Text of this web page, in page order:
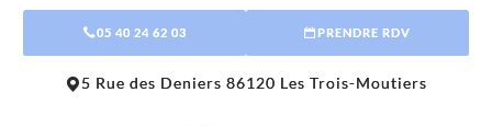
05 40 24 62 03 PRENDRE RDV
5 Rue des Deniers 86120 Les Trois-Moutiers